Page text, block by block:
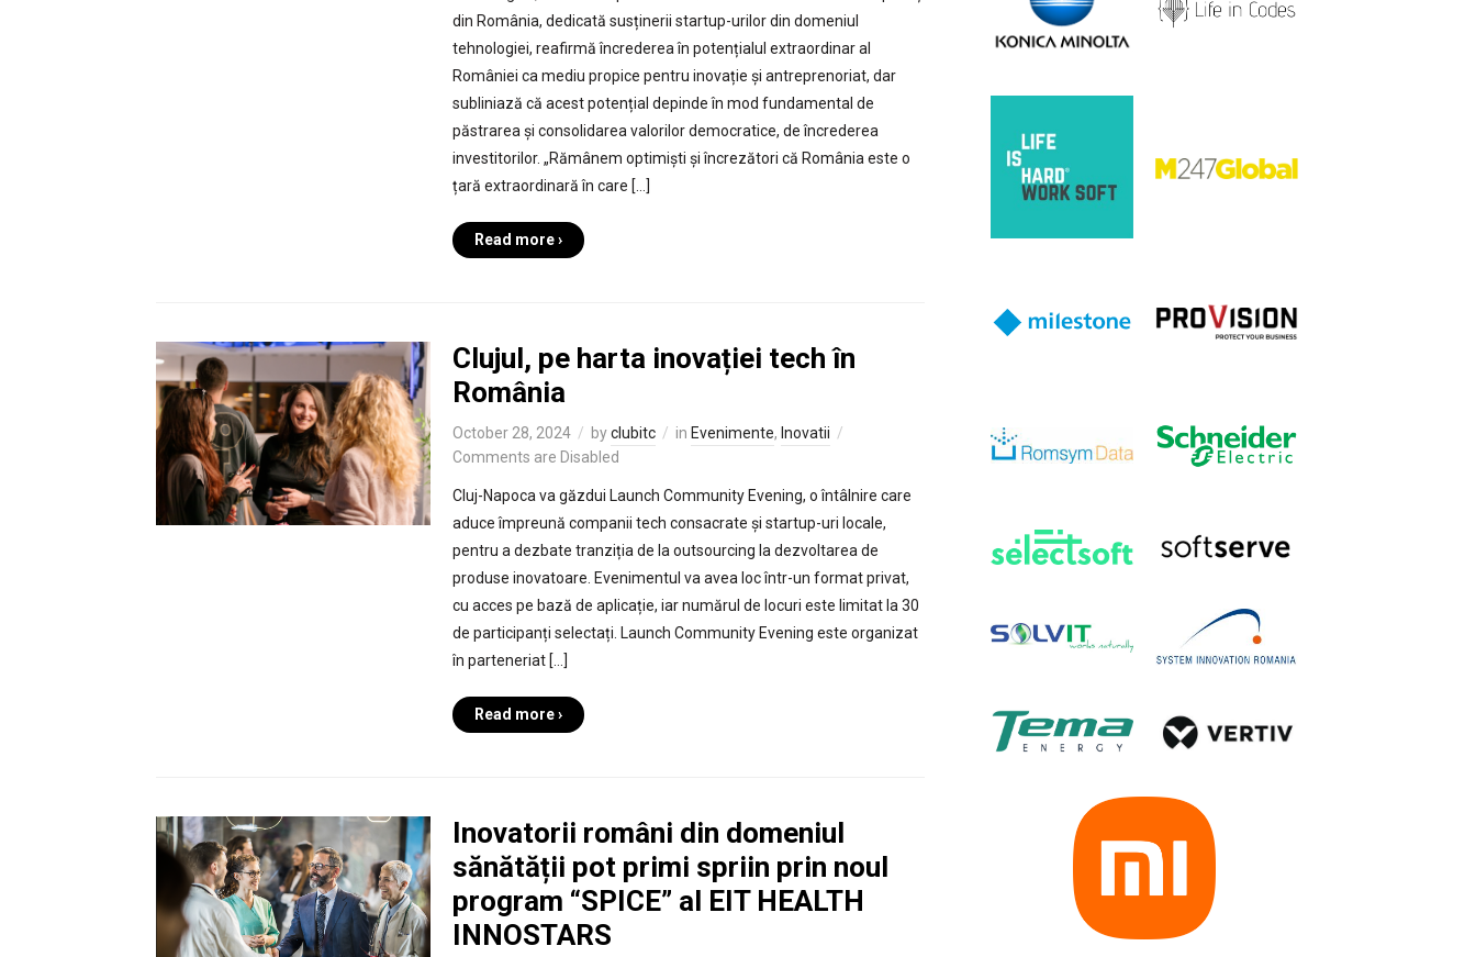
din România, dedicată susținerii startup-urilor din domeniul
tehnologiei, reafirmă încrederea în potențialul extraordinar al
României ca mediu propice pentru inovație și antreprenoriat, dar
subliniază că acest potențial depinde în mod fundamental de
păstrarea și consolidarea valorilor democratice, de încrederea
investitorilor. „Rămânem optimiști și încrezători că România este o
țară extraordinară în care […]
Read more ›
Clujul, pe harta inovației tech în
România
October 28, 2024 byclubitc in Evenimente, Inovatii
Comments are Disabled
Cluj-Napoca va găzdui Launch Community Evening, o întâlnire care
aduce împreună companii tech consacrate și startup-uri locale,
pentru a dezbate tranziția de la outsourcing la dezvoltarea de
produse inovatoare. Evenimentul va avea loc într-un format privat,
cu acces pe bază de aplicație, iar numărul de locuri este limitat la 30
de participanți selectați. Launch Community Evening este organizat
în parteneriat […]
Read more ›
Inovatorii români din domeniul
sănătății pot primi spriin prin noul
program “SPICE” al EIT HEALTH
INNOSTARS